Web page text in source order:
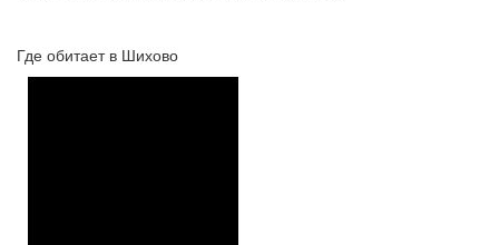
Где обитает в Шихово